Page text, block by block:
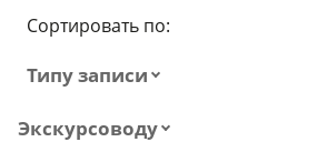
Сортировать по:
Типу записи
Экскурсоводу